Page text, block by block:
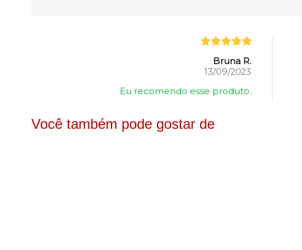
Bruna R.
13/09/2023
Eu recomendo esse produto.
Você também pode gostar de